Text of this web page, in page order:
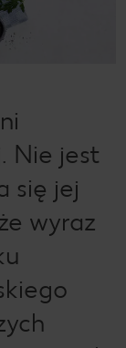
Nie jest
się jej
wyraz